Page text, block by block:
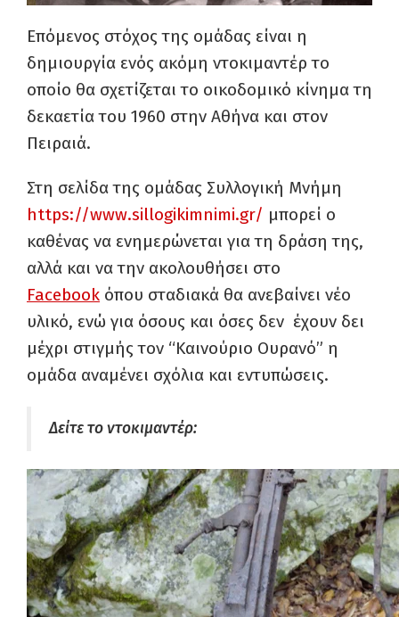
Επόμενος στόχος της ομάδας είναι η
δημιουργία ενός ακόμη ντοκιμαντέρ το
οποίο θα σχετίζεται το οικοδομικό κίνημα τη
δεκαετία του 1960 στην Αθήνα και στον
Πειραιά.
Στη σελίδα της ομάδας Συλλογική Μνήμη
https://www.sillogikimnimi.gr/ μπορεί ο
καθένας να ενημερώνεται για τη δράση της,
αλλά και να την ακολουθήσει στο
Facebook όπου σταδιακά θα ανεβαίνει νέο
υλικό, ενώ για όσους και όσες δεν έχουν δει
μέχρι στιγμής τον “Καινούριο Ουρανό” η
ομάδα αναμένει σχόλια και εντυπώσεις.
Δείτε το ντοκιμαντέρ: